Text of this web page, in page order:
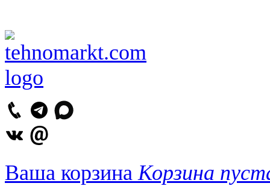
Ваша корзина Корзина